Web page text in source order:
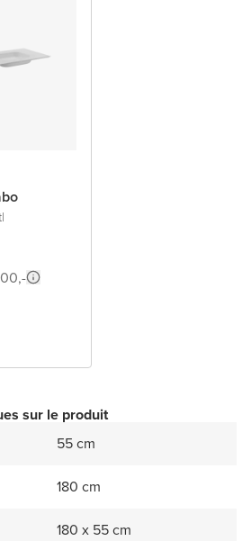
|
sur le produit
55 cm
180 cm
180 x 55 cm